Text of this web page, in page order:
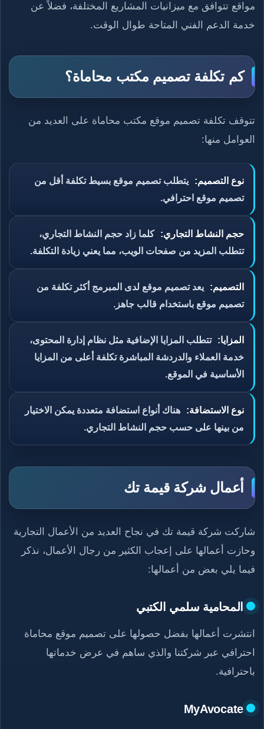
مواقع تتوافق مع ميزانيات المشاريع المختلفة، فضلاً عن
خدمة الدعم الفني المتاحة طوال الوقت.
كم تكلفة تصميم مكتب محاماة؟
تتوقف تكلفة تصميم موقع مكتب محاماة على العديد من
العوامل منها:
نوع التصميم:
يتطلب تصميم موقع بسيط تكلفة أقل من
تصميم موقع احترافي.
حجم النشاط التجاري: كلما زاد حجم النشاط التجاري،
تتطلب المزيد من صفحات الويب، مما يعني زيادة التكلفة.
التصميم:
يعد تصميم موقع لدى المبرمج أكثر تكلفة من
تصميم موقع باستخدام قالب جاهز.
المزايا: تتطلب المزايا الإضافية مثل نظام إدارة المحتوى،
خدمة العملاء والدردشة المباشرة تكلفة أعلى من المزايا
الأساسية في الموقع.
نوع الاستضافة:
هناك أنواع استضافة متعددة يمكن الاختيار
من بينها على حسب حجم النشاط التجاري.
أعمال شركة قيمة تك
شاركت شركة قيمة تك في نجاح العديد من الأعمال التجارية
وحازت أعمالها على إعجاب الكثير من رجال الأعمال، نذكر
فيما يلي بعض من أعمالها:
المحامية سلمي الكتبي
انتشرت أعمالها بفضل حصولها على تصميم موقع محاماة
احترافي عبر شركتنا والذي ساهم في عرض خدماتها
باحترافية.
MyAvocate